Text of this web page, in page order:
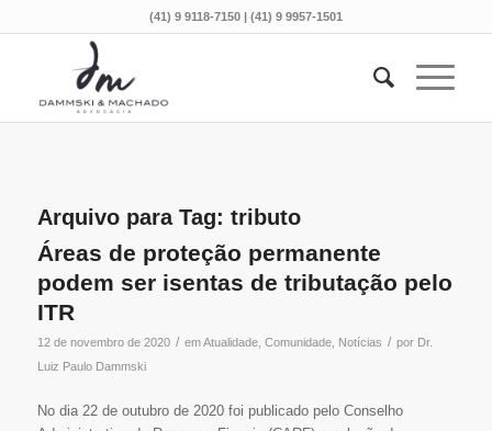
(41) 9 9118-7150 | (41) 9 9957-1501
Arquivo para Tag: tributo
Áreas de proteção permanente
podem ser isentas de tributação pelo
ITR
12 de novembro de 2020 / emAtualidade, Comunidade, Notícias / por Dr.
Luiz Paulo Dammski
No dia 22 de outubro de 2020 foi publicado pelo Conselho